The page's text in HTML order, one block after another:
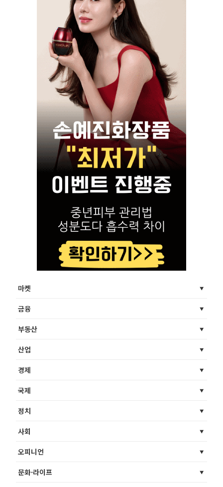
마켓
금융
부동산
산업
경제
국제
정치
사회
오피니언
문화·라이프